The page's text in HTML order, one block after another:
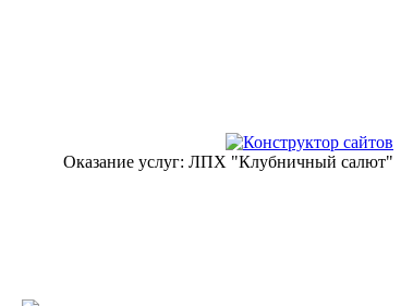
Оказание услуг: ЛПХ "Клубничный салют"